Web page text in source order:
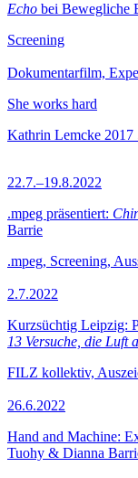
Echo bei Bewegliche
Screening
Dokumentarfilm,
She works hard
Kathrin Lemcke 2017
22.7.–19.8.2022
.mpeg präsentiert:
Barrie
.mpeg, Screening,
2.7.2022
Kurzsüchtig Leipzig:
13 Versuche, die Luft
FILZ kollektiv,
26.6.2022
Hand and Machine:
Tuohy & Dianna